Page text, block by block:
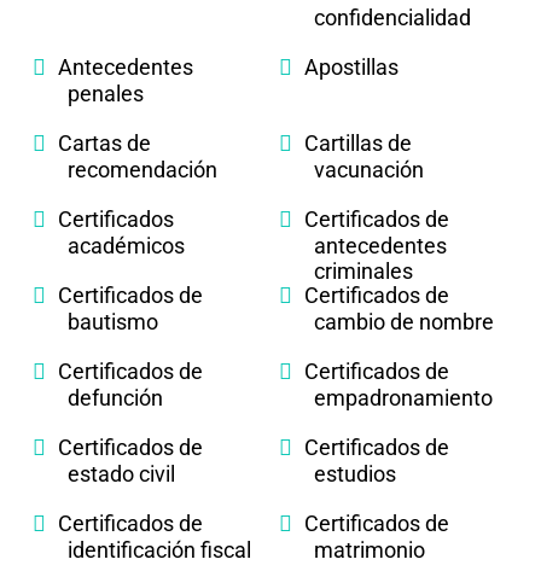
confidencialidad
Antecedentes
penales
Apostillas
Cartas de
recomendación
Cartillas de
vacunación
Certificados
académicos
Certificados de
antecedentes
criminales
Certificados de
bautismo
Certificados de
cambio de nombre
Certificados de
defunción
Certificados de
empadronamiento
Certificados de
estado civil
Certificados de
estudios
Certificados de
identificación fiscal
Certificados de
matrimonio